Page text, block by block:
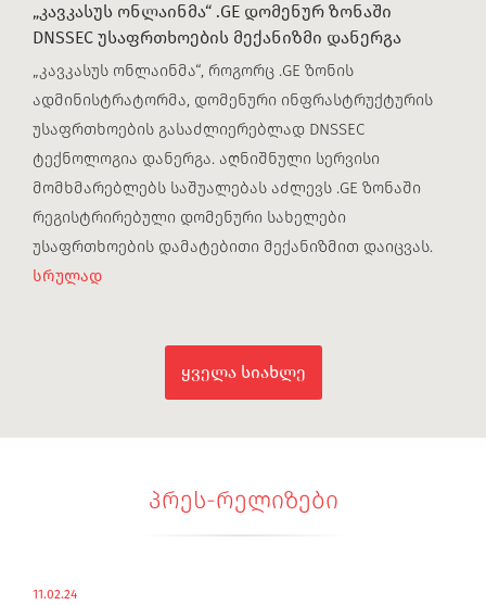
„კავკასუს ონლაინმა“ .GE დომენურ ზონაში
DNSSEC უსაფრთხოების მექანიზმი დანერგა
„კავკასუს ონლაინმა“, როგორც .GE ზონის
ადმინისტრატორმა, დომენური ინფრასტრუქტურის
უსაფრთხოების გასაძლიერებლად DNSSEC
ტექნოლოგია დანერგა. აღნიშნული სერვისი
მომხმარებლებს საშუალებას აძლევს .GE ზონაში
რეგისტრირებული დომენური სახელები
უსაფრთხოების დამატებითი მექანიზმით დაიცვას.
სრულად
ყველა სიახლე
პრეს-რელიზები
11.02.24